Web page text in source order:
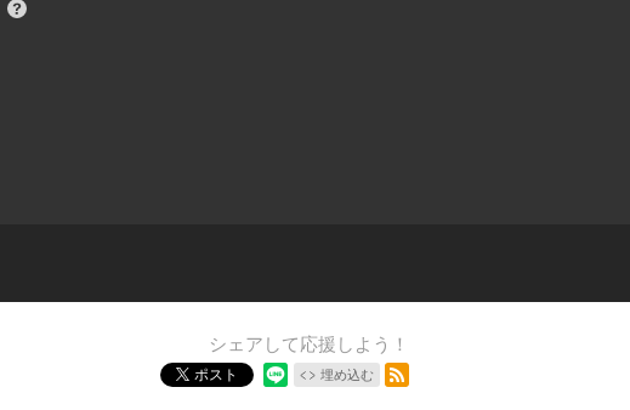
シェアして応援しよう！
ポスト 埋め込む